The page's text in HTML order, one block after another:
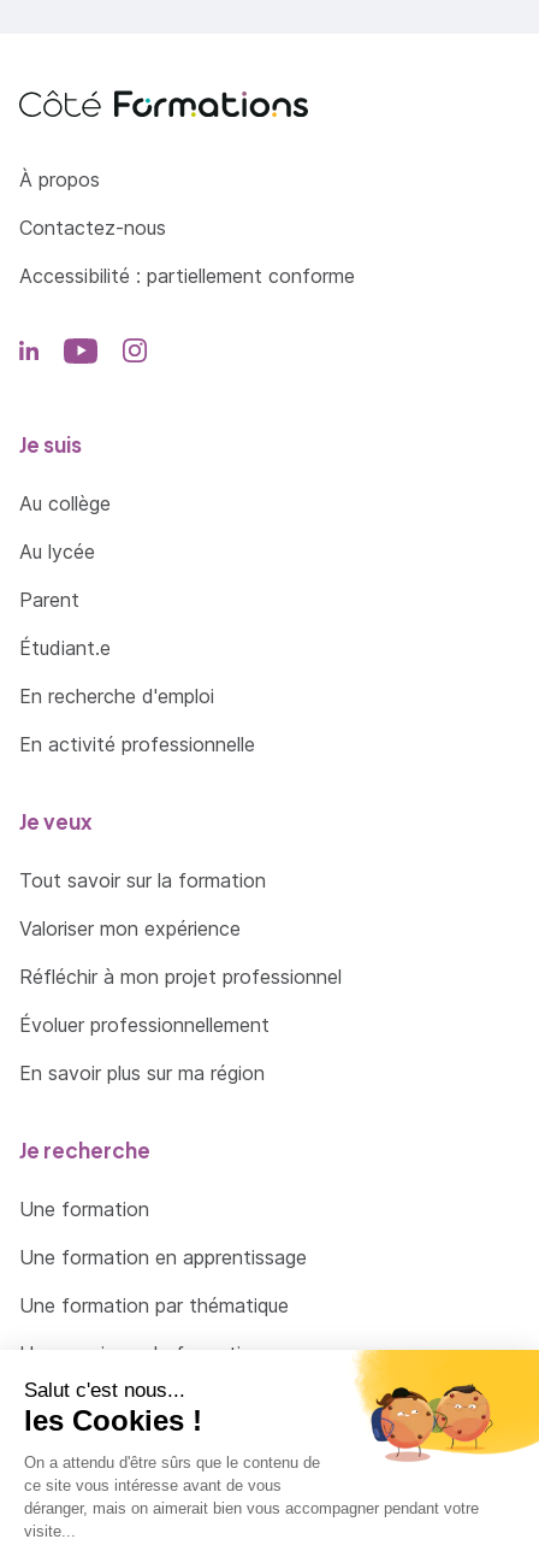
Côté Formations
À propos
Contactez-nous
Accessibilité : partiellement conforme
Je suis
Au collège
Au lycée
Parent
Étudiant.e
En recherche d'emploi
En activité professionnelle
Je veux
Tout savoir sur la formation
Valoriser mon expérience
Réfléchir à mon projet professionnel
Évoluer professionnellement
En savoir plus sur ma région
Je recherche
Une formation
Une formation en apprentissage
Une formation par thématique
Un organisme de formation
Un conseiller